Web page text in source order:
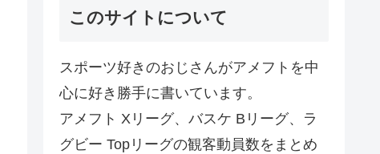
このサイトについて
スポーツ好きのおじさんがアメフトを中
心に好き勝手に書いています。
アメフト Xリーグ、バスケ Bリーグ、ラ
グビー Topリーグの観客動員数をまとめ